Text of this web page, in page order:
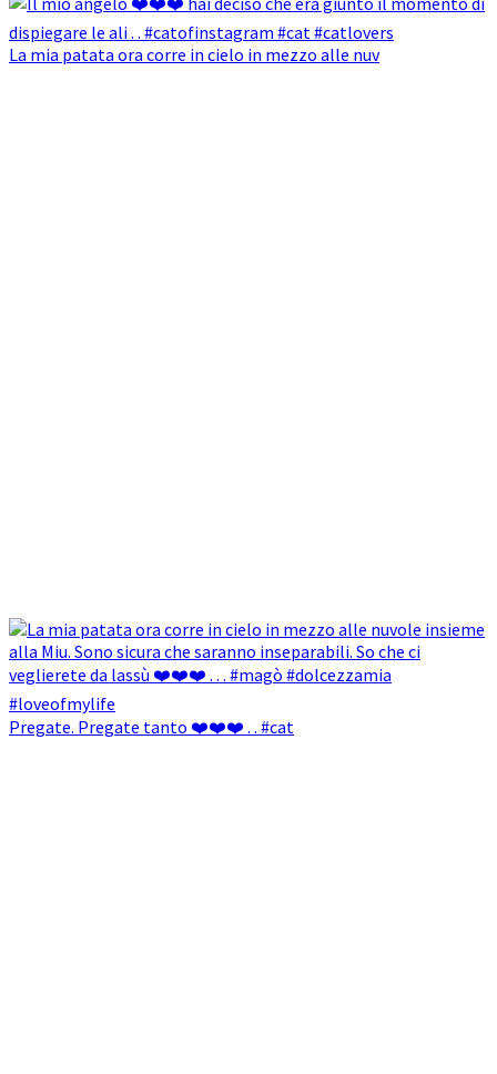
La mia patata ora corre in cielo in mezzo alle nuv
Pregate. Pregate tanto ❤️❤️❤️ . . #cat